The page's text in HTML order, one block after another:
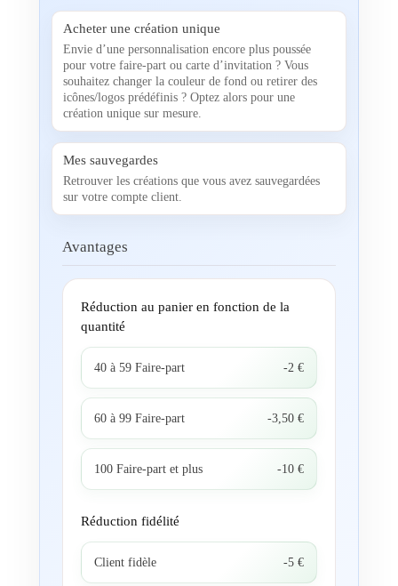
Acheter une création unique
Envie d’une personnalisation encore plus poussée
pour votre faire-part ou carte d’invitation ? Vous
souhaitez changer la couleur de fond ou retirer des
icônes/logos prédéfinis ? Optez alors pour une
création unique sur mesure.
Mes sauvegardes
Retrouver les créations que vous avez sauvegardées
sur votre compte client.
Avantages
Réduction au panier en fonction de la
quantité
40 à 59 Faire-part -2 €
60 à 99 Faire-part -3,50 €
100 Faire-part et plus -10 €
Réduction fidélité
Client fidèle -5 €